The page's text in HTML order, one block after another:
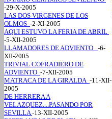
-29-X-2005
LAS DOS VIRGENES DE LOS
OLMOS -2-XI-2005
AQUI ESTUVO LA FERIA DE ABRIL
-5-XII-2005
LLAMADORES DE ADVIENTO -6-
XII-2005
TRIVIAL COFRADIERO DE
ADVIENTO -7-XII-2005
MATRACA DE LA GIRALDA -11-XII-
2005
DE HERRERA A
VELAZQUEZ....PASANDO POR
SEVILLA-13-XII-2005